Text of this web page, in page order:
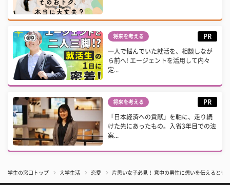
将来を考える PR
一人で悩んでいた就活を、相談しなが
ら前へ! エージェントを活用して内々
定...
将来を考える PR
「日本経済への貢献」を軸に、走り続
けた先にあったもの。入省3年目での法
案...
学生の窓口トップ 大学生活 恋愛 片思い女子必見！ 意中の男性に想いを伝えるとき